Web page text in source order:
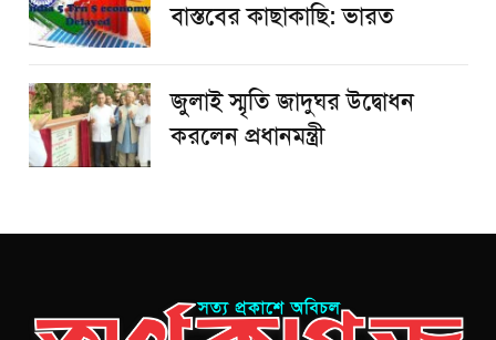
বাস্তবের কাছাকাছি: ভারত
জুলাই স্মৃতি জাদুঘর উদ্বোধন
করলেন প্রধানমন্ত্রী